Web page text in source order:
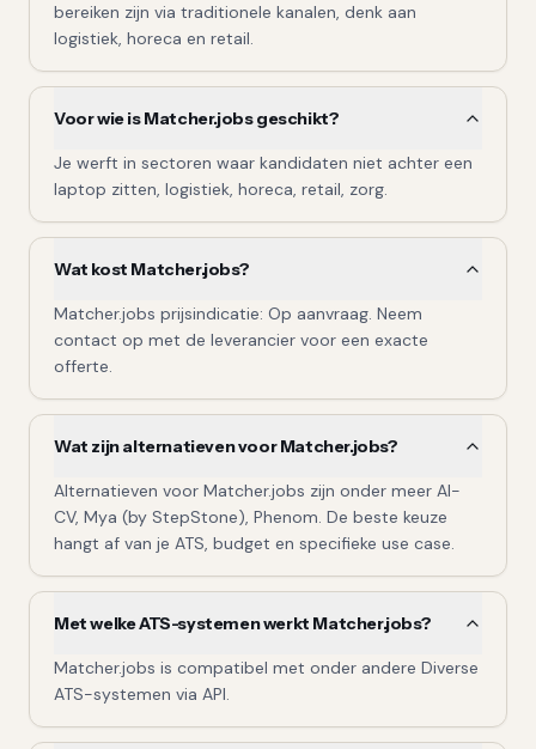
bereiken zijn via traditionele kanalen, denk aan
logistiek, horeca en retail.
Voor wie is Matcher.jobs geschikt?
Je werft in sectoren waar kandidaten niet achter een
laptop zitten, logistiek, horeca, retail, zorg.
Wat kost Matcher.jobs?
Matcher.jobs prijsindicatie: Op aanvraag. Neem
contact op met de leverancier voor een exacte
offerte.
Wat zijn alternatieven voor Matcher.jobs?
Alternatieven voor Matcher.jobs zijn onder meer AI-
CV, Mya (by StepStone), Phenom. De beste keuze
hangt af van je ATS, budget en specifieke use case.
Met welke ATS-systemen werkt Matcher.jobs?
Matcher.jobs is compatibel met onder andere Diverse
ATS-systemen via API.